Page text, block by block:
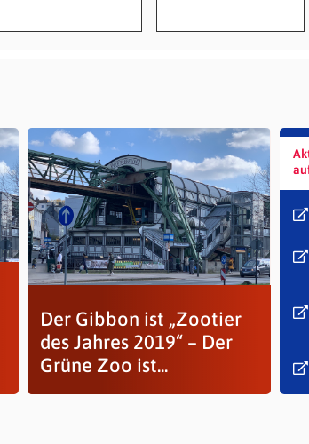
Der Gibbon ist „Zootier
des Jahres 2019“ – Der
Grüne Zoo ist...